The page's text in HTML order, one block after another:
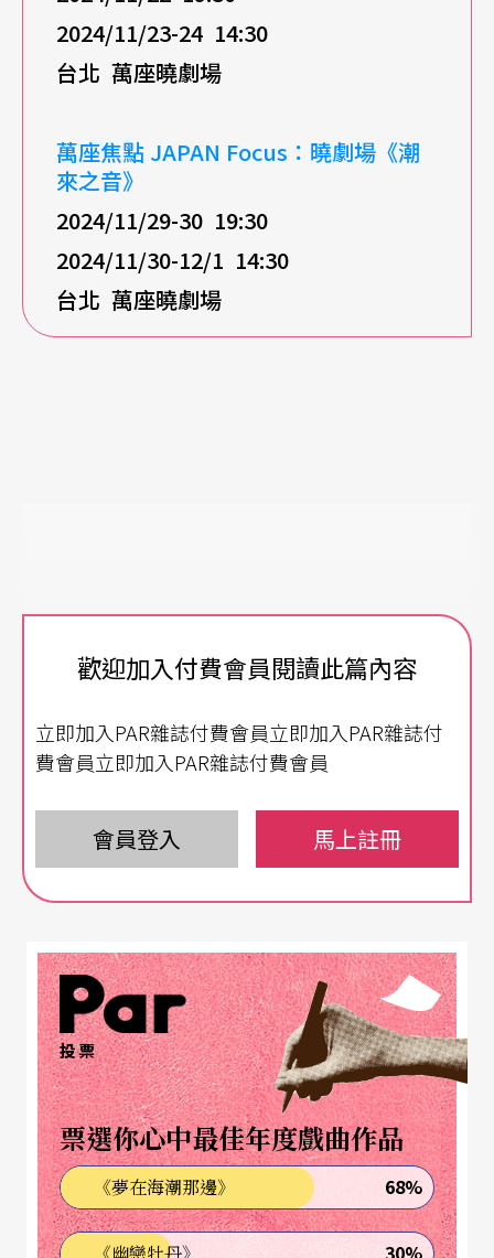
2024/11/23-24 14:30
台北 萬座曉劇場
萬座焦點 JAPAN Focus：曉劇場《潮
來之音》
2024/11/29-30 19:30
2024/11/30-12/1 14:30
台北 萬座曉劇場
歡迎加入付費會員閱讀此篇內容
立即加入PAR雜誌付費會員立即加入PAR雜誌付
費會員立即加入PAR雜誌付費會員
會員登入 馬上註冊
投票
票選你心中最佳年度戲曲作品
《夢在海潮那邊》 68%
《幽戀牡丹》 30%